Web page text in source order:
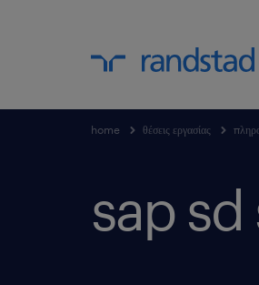
home θέσεις εργασίας
sap